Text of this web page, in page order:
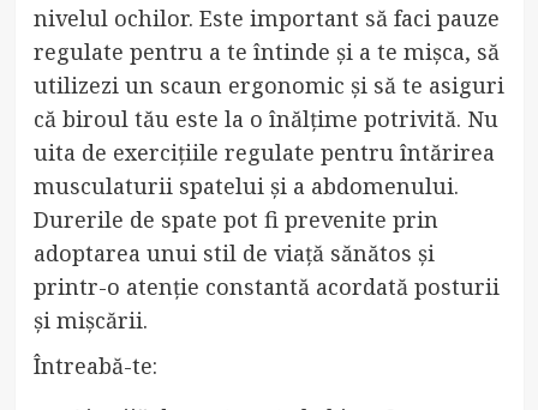
nivelul ochilor. Este important să faci pauze
regulate pentru a te întinde și a te mișca, să
utilizezi un scaun ergonomic și să te asiguri
că biroul tău este la o înălțime potrivită. Nu
uita de exercițiile regulate pentru întărirea
musculaturii spatelui și a abdomenului.
Durerile de spate pot fi prevenite prin
adoptarea unui stil de viață sănătos și
printr-o atenție constantă acordată posturii
și mișcării.
Întreabă-te: